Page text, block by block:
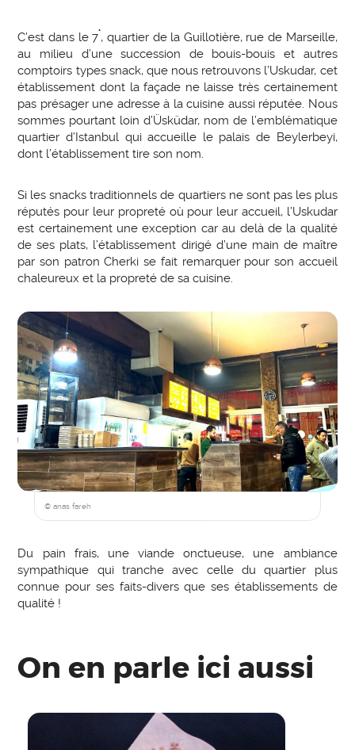
C’est dans le 7°, quartier de la Guillotière, rue de Marseille,
au milieu d’une succession de bouis-bouis et autres
comptoirs types snack, que nous retrouvons l’Uskudar, cet
établissement dont la façade ne laisse très certainement
pas présager une adresse à la cuisine aussi réputée. Nous
sommes pourtant loin d’Üsküdar, nom de l’emblématique
quartier d’Istanbul qui accueille le palais de Beylerbeyi,
dont l’établissement tire son nom.
Si les snacks traditionnels de quartiers ne sont pas les plus
réputés pour leur propreté où pour leur accueil, l’Uskudar
est certainement une exception car au delà de la qualité
de ses plats, l’établissement dirigé d’une main de maître
par son patron Cherki se fait remarquer pour son accueil
chaleureux et la propreté de sa cuisine.
© anas fareh
Du pain frais, une viande onctueuse, une ambiance
sympathique qui tranche avec celle du quartier plus
connue pour ses faits-divers que ses établissements de
qualité !
On en parle ici aussi